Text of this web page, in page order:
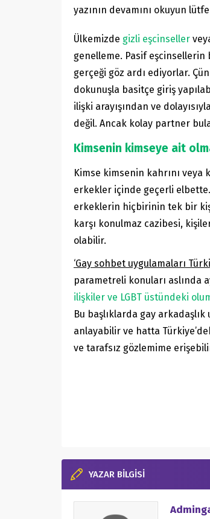
yazının devamını okuyun
Ülkemizde gizli eşcinseller
genelleme. Pasif
gerçeği göz ardı ediyorlar.
dokunuşla basitçe giriş
ilişki arayışından ve
değil. Ancak kolay partner
Kimsenin kimseye ait
Kimse kimsenin kahrını
erkekler içinde geçerli
erkeklerin hiçbirinin tek bir
karşı konulmaz cazibesi,
olabilir.
‘Gay sohbet uygulamaları
parametreli konuları aslında
ilişkiler ve LGBT üstündeki
Bu başlıklarda gay
anlayabilir ve hatta
ve tarafsız gözlemime
YAZAR BİLGİSİ